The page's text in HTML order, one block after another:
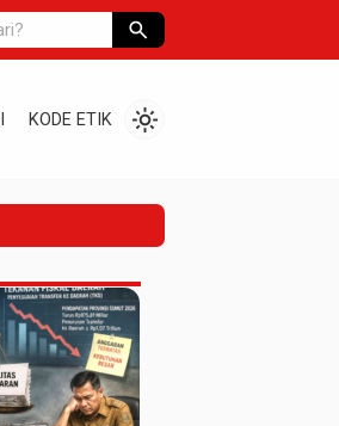
search
KODE ETIK light_mode